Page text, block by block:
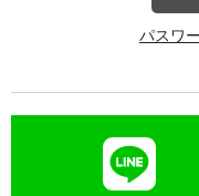
パスワ